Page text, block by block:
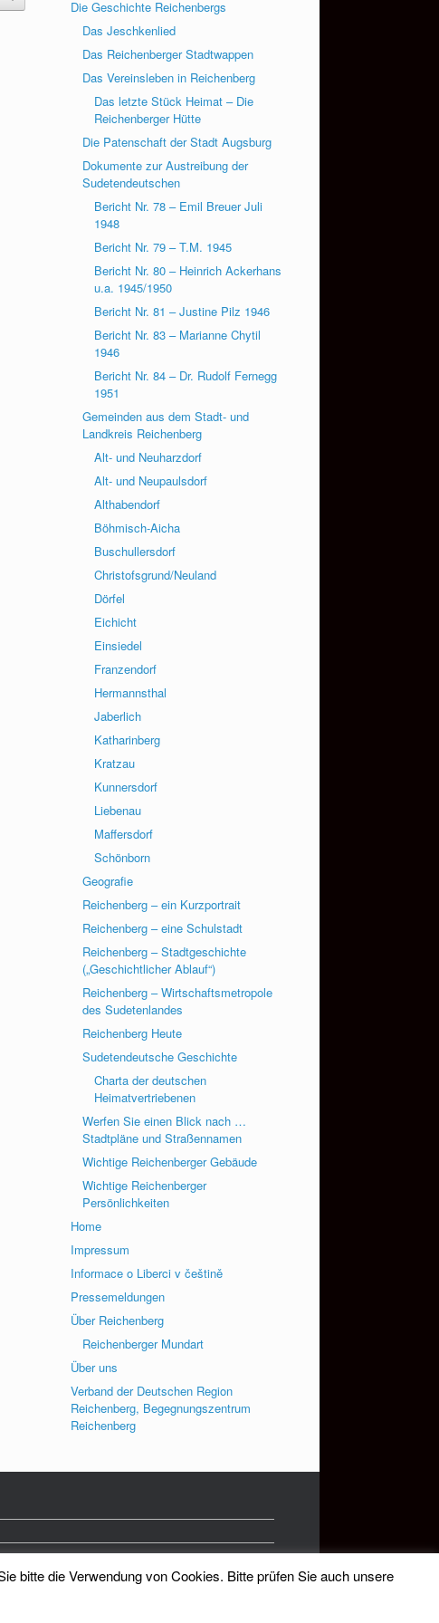
Die Geschichte Reichenbergs
Das Jeschkenlied
Das Reichenberger Stadtwappen
Das Vereinsleben in Reichenberg
Das letzte Stück Heimat – Die
Reichenberger Hütte
Die Patenschaft der Stadt Augsburg
Dokumente zur Austreibung der
Sudetendeutschen
Bericht Nr. 78 – Emil Breuer Juli
1948
Bericht Nr. 79 – T.M. 1945
Bericht Nr. 80 – Heinrich Ackerhans
u.a. 1945/1950
Bericht Nr. 81 – Justine Pilz 1946
Bericht Nr. 83 – Marianne Chytil
1946
Bericht Nr. 84 – Dr. Rudolf Fernegg
1951
Gemeinden aus dem Stadt- und
Landkreis Reichenberg
Alt- und Neuharzdorf
Alt- und Neupaulsdorf
Althabendorf
Böhmisch-Aicha
Buschullersdorf
Christofsgrund/Neuland
Dörfel
Eichicht
Einsiedel
Franzendorf
Hermannsthal
Jaberlich
Katharinberg
Kratzau
Kunnersdorf
Liebenau
Maffersdorf
Schönborn
Geografie
Reichenberg – ein Kurzportrait
Reichenberg – eine Schulstadt
Reichenberg – Stadtgeschichte
(„Geschichtlicher Ablauf“)
Reichenberg – Wirtschaftsmetropole
des Sudetenlandes
Reichenberg Heute
Sudetendeutsche Geschichte
Charta der deutschen
Heimatvertriebenen
Werfen Sie einen Blick nach …
Stadtpläne und Straßennamen
Wichtige Reichenberger Gebäude
Wichtige Reichenberger
Persönlichkeiten
Home
Impressum
Informace o Liberci v češtině
Pressemeldungen
Über Reichenberg
Reichenberger Mundart
Über uns
Verband der Deutschen Region
Reichenberg, Begegnungszentrum
Reichenberg
bitte die Verwendung von Cookies. Bitte prüfen Sie auch unsere